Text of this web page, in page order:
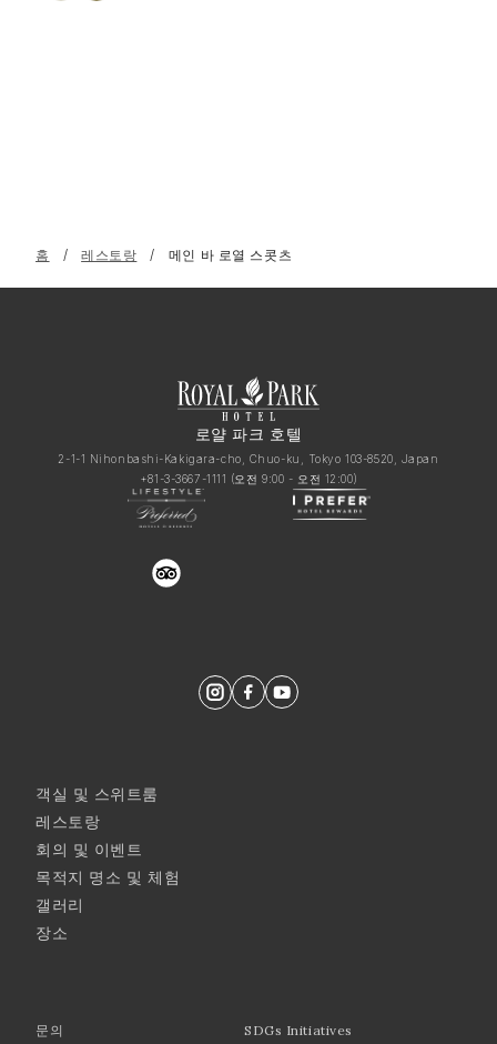
홈 레스토랑 메인 바 로열 스콧츠
로얄 파크 호텔
2-1-1 Nihonbashi-Kakigara-cho, Chuo-ku, Tokyo 103-8520, Japan
+81-3-3667-1111 (오전 9:00 - 오전 12:00)
객실 및 스위트룸
레스토랑
회의 및 이벤트
목적지 명소 및 체험
갤러리
장소
문의 SDGs Initiatives